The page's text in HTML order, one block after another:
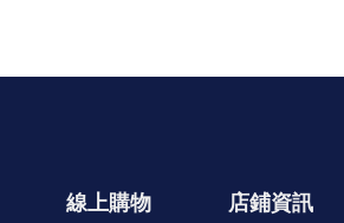
線上購物 店鋪資訊